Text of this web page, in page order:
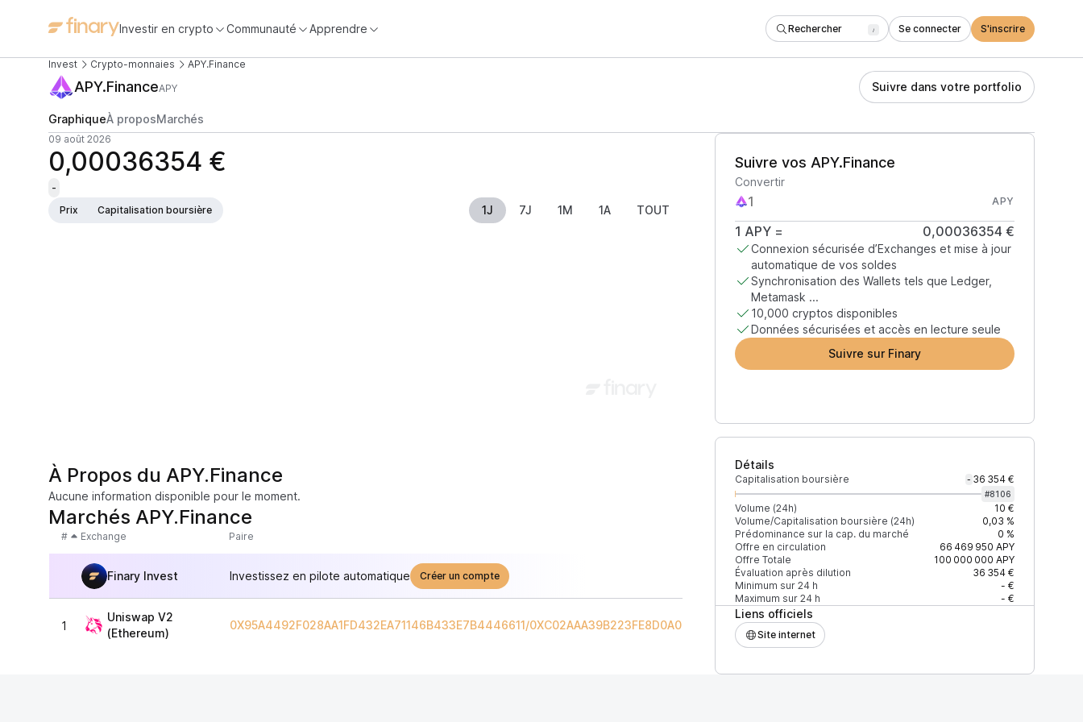
Investir en crypto Communauté Apprendre Rechercher / Se connecter S'inscrire
Invest Crypto-monnaies APY.Finance
APY.FinanceAPY Suivre dans votre portfolio
GraphiqueÀ proposMarchés
09 août 2026
0,00036354 €
-
Prix
Capitalisation boursière 1J 7J 1M 1A TOUT
Suivre vos APY.Finance
Convertir
APY
1 APY= 0,00036354 €
Connexion sécurisée d’Exchanges et mise à jour
automatique de vos soldes
Synchronisation des Wallets tels que Ledger,
Metamask ...
10,000 cryptos disponibles
Données sécurisées et accès en lecture seule
Suivre sur Finary
Détails
Capitalisation boursière - 36 354 €
#8106
Volume (24h)
10 €
Volume/Capitalisation boursière (24h)
0,03 %
Prédominance sur la cap. du marché
0 %
Offre en circulation
66 469 950 APY
Offre Totale
100 000 000 APY
Évaluation après dilution
36 354 €
Minimum sur 24 h
- €
Maximum sur 24 h
- €
Liens officiels
Site internet
À Propos du APY.Finance
Aucune information disponible pour le moment.
Marchés APY.Finance
# Exchange Paire +2% depth
Finary Invest Investissez en pilote automatique Créer un compte
1
Uniswap V2
(Ethereum)
0X95A4492F028AA1FD432EA71146B433E7B4446611/0XC02AAA39B223FE8D0A0E5C4F27EAD9083C756CC2